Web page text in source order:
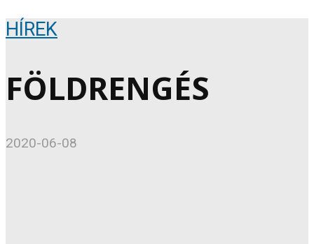
HÍREK
FÖLDRENGÉS
2020-06-08